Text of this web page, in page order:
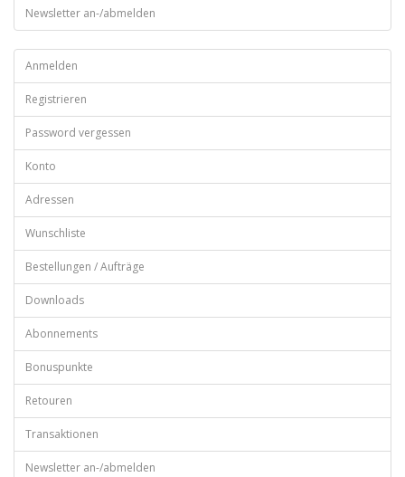
Newsletter an-/abmelden
Anmelden
Registrieren
Password vergessen
Konto
Adressen
Wunschliste
Bestellungen / Aufträge
Downloads
Abonnements
Bonuspunkte
Retouren
Transaktionen
Newsletter an-/abmelden